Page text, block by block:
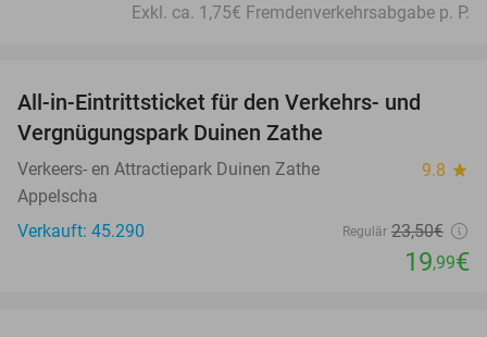
Exkl. ca. 1,75€ Fremdenverkehrsabgabe p. P.
All-in-Eintrittsticket für den Verkehrs- und
Vergnügungspark Duinen Zathe
Verkeers- en Attractiepark Duinen Zathe 9.8 star
Appelscha
Verkauft: 45.290
Regulär 23,50€
19,99€